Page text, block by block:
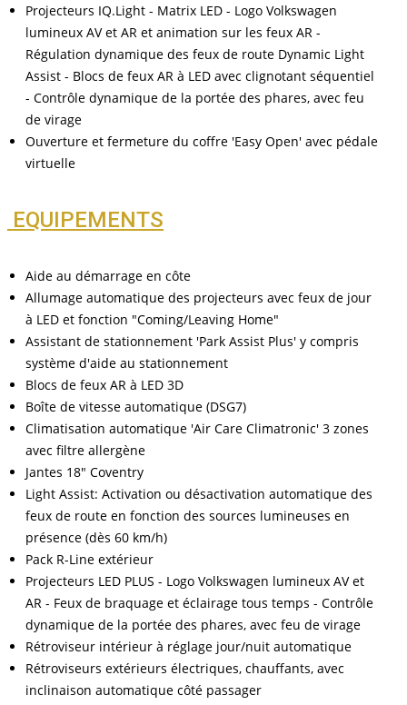
Projecteurs IQ.Light - Matrix LED - Logo Volkswagen
lumineux AV et AR et animation sur les feux AR -
Régulation dynamique des feux de route Dynamic Light
Assist - Blocs de feux AR à LED avec clignotant séquentiel
- Contrôle dynamique de la portée des phares, avec feu
de virage
Ouverture et fermeture du coffre 'Easy Open' avec pédale
virtuelle
EQUIPEMENTS
Aide au démarrage en côte
Allumage automatique des projecteurs avec feux de jour
à LED et fonction "Coming/Leaving Home"
Assistant de stationnement 'Park Assist Plus' y compris
système d'aide au stationnement
Blocs de feux AR à LED 3D
Boîte de vitesse automatique (DSG7)
Climatisation automatique 'Air Care Climatronic' 3 zones
avec filtre allergène
Jantes 18" Coventry
Light Assist: Activation ou désactivation automatique des
feux de route en fonction des sources lumineuses en
présence (dès 60 km/h)
Pack R-Line extérieur
Projecteurs LED PLUS - Logo Volkswagen lumineux AV et
AR - Feux de braquage et éclairage tous temps - Contrôle
dynamique de la portée des phares, avec feu de virage
Rétroviseur intérieur à réglage jour/nuit automatique
Rétroviseurs extérieurs électriques, chauffants, avec
inclinaison automatique côté passager